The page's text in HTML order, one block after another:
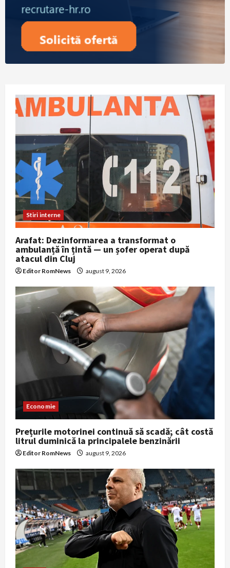
Stiri interne
Arafat: Dezinformarea a transformat o
ambulanță în țintă — un șofer operat după
atacul din Cluj
Editor RomNews august 9, 2026
Economie
Prețurile motorinei continuă să scadă; cât costă
litrul duminică la principalele benzinării
Editor RomNews august 9, 2026